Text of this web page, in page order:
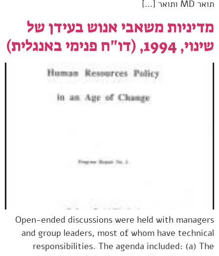
תואר MD ותואר […]
מדיניות משאבי אנוש בעידן של
שינוי, 1994, (דו"ח פנימי באנגלית)
Open-ended discussions were held with managers
and group leaders, most of whom have technical
responsibilities. The agenda included: (a) The